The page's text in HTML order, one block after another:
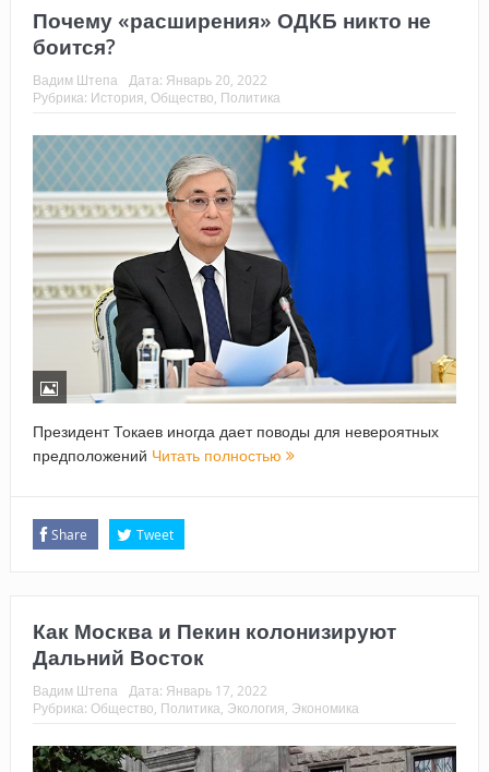
Почему «расширения» ОДКБ никто не
боится?
Вадим Штепа Дата: Январь 20, 2022
Рубрика: История Общество Политика
Президент Токаев иногда дает поводы для невероятных
предположений Читать полностью
Share Tweet
Как Москва и Пекин колонизируют
Дальний Восток
Вадим Штепа Дата: Январь 17, 2022
Рубрика: Общество, Политика, Экология, Экономика